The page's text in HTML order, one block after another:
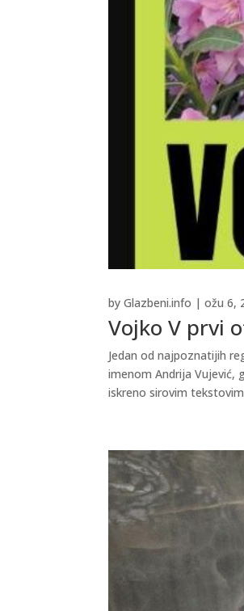
Vojko V prvi
byGlazbeni.info |ožu 6,
Jedan od najpoznatijih
imenom Andrija Vujević,
iskreno sirovim